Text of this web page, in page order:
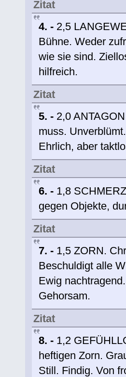
Zitat
4. - 2,5
Bühne. Weder
wie sie sind.
hilfreich.
Zitat
5. - 2,0
muss. Unverblümt.
Ehrlich, aber
Zitat
6. - 1,8
gegen Objekte,
Zitat
7. - 1,5 ZORN.
Beschuldigt alle
Ewig
Gehorsam.
Zitat
8. - 1,2
heftigen Zorn.
Still. Findig. Von